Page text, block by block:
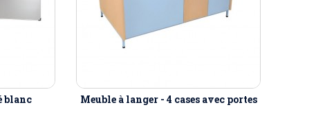
blanc Meuble à langer - 4 cases avec portes